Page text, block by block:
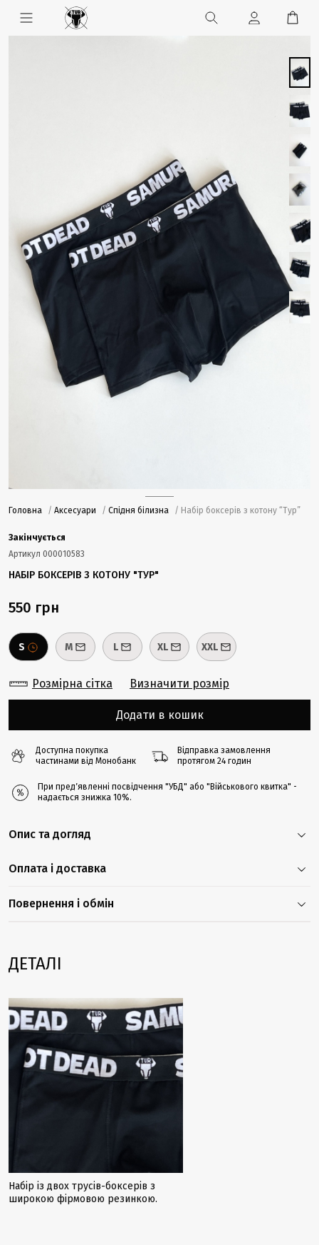
Головна / Аксесуари / Спідня білизна / Набір боксерів з котону “Тур”
Закінчується
Артикул 000010583
НАБІР БОКСЕРІВ З КОТОНУ "ТУР"
550 грн
S M L XL XXL
Розмірна сітка Визначити розмір
Додати в кошик
Доступна покупка
частинами від Монобанк
Відправка замовлення
протягом 24 годин
При предʼявленні посвідчення "УБД" або "Військового квитка" -
надається знижка 10%.
Опис та догляд
Оплата і доставка
Повернення і обмін
ДЕТАЛІ
Набір із двох трусів-боксерів з
широкою фірмовою резинкою.